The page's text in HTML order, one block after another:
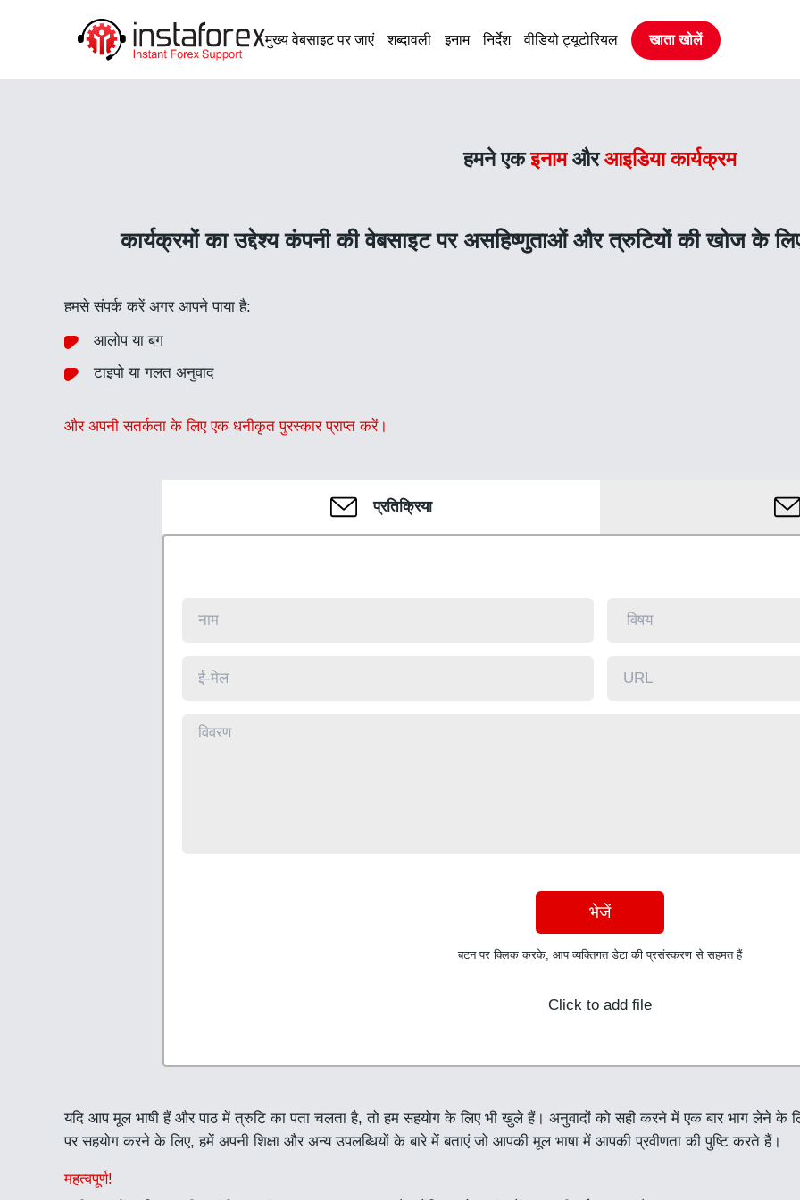
मुख्य वेबसाइट पर जाएं शब्दावली इनाम निर्देश वीडियो ट्यूटोरियल खाता खोलें
हमने एकइनामऔरआइडिया कार्यक्रम
कार्यक्रमों का उद्देश्य कंपनी की वेबसाइट पर असहिष्णुताओं और त्रुटियों की खोज के
हमसे संपर्क करें अगर आपने पाया है:
आलोप या बग
टाइपो या गलत अनुवाद
और अपनी सतर्कता के लिए एक धनीकृत पुरस्कार प्राप्त करें।
प्रतिक्रिया
भेजें
बटन पर क्लिक करके, आप व्यक्तिगत डेटा की प्रसंस्करण से सहमत हैं
Click to add file
यदि आप मूल भाषी हैं और पाठ में त्रुटि का पता चलता है, तो हम सहयोग के लिए भी खुले हैं। अनुवादों को सही करने में एक बार भाग लेने
पर सहयोग करने के लिए, हमें अपनी शिक्षा और अन्य उपलब्धियों के बारे में बताएं जो आपकी मूल भाषा में आपकी प्रवीणता की पुष्टि करते हैं।
महत्वपूर्ण!